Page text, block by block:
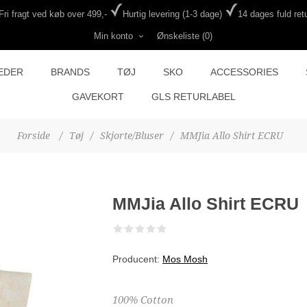
Fri fragt ved køb over 499,- Hurtig levering (1-3 dage) 14 dages fuld
Min konto Ønskeliste (0)
BRANDS TØJ SKO ACCESSORIES
GAVEKORT GLS RETURLABEL
Forside / Tøj / Skjorte/Bluser / MMJia Allo Shirt ECRU
MMJia Allo Shirt ECRU
Producent: Mos Mosh
100% Cotton